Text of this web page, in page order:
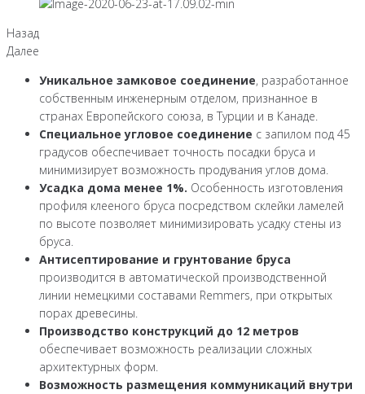
Назад
Далее
Уникальное замковое соединение, разработанное
собственным инженерным отделом, признанное в
странах Европейского союза, в Турции и в Канаде.
Специальное угловое соединение с запилом под 45
градусов обеспечивает точность посадки бруса и
минимизирует возможность продувания углов дома.
Усадка дома менее 1%. Особенность изготовления
профиля клееного бруса посредством склейки ламелей
по высоте позволяет минимизировать усадку стены из
бруса.
Антисептирование и грунтование бруса
производится в автоматической производственной
линии немецкими составами Remmers, при открытых
порах древесины.
Производство конструкций до 12 метров
обеспечивает возможность реализации сложных
архитектурных форм.
Возможность размещения коммуникаций внутри